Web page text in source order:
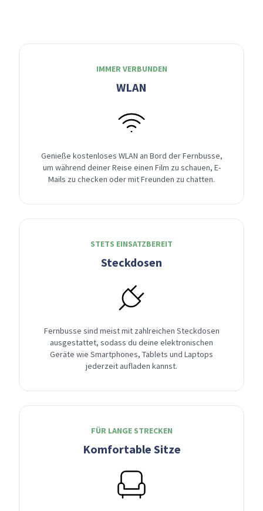
IMMER VERBUNDEN
WLAN
Genieße kostenloses WLAN an Bord der Fernbusse,
um während deiner Reise einen Film zu schauen, E-
Mails zu checken oder mit Freunden zu chatten.
STETS EINSATZBEREIT
Steckdosen
Fernbusse sind meist mit zahlreichen Steckdosen
ausgestattet, sodass du deine elektronischen
Geräte wie Smartphones, Tablets und Laptops
jederzeit aufladen kannst.
FÜR LANGE STRECKEN
Komfortable Sitze